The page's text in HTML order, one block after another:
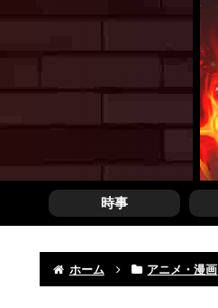
時事
ホーム アニメ・漫画